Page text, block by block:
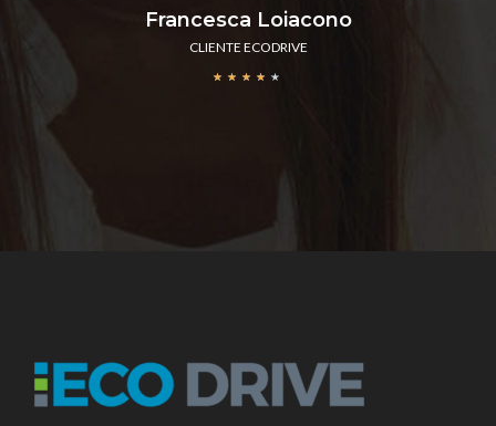
Francesca Loiacono
CLIENTE ECODRIVE
★ ★ ★ ★ ★